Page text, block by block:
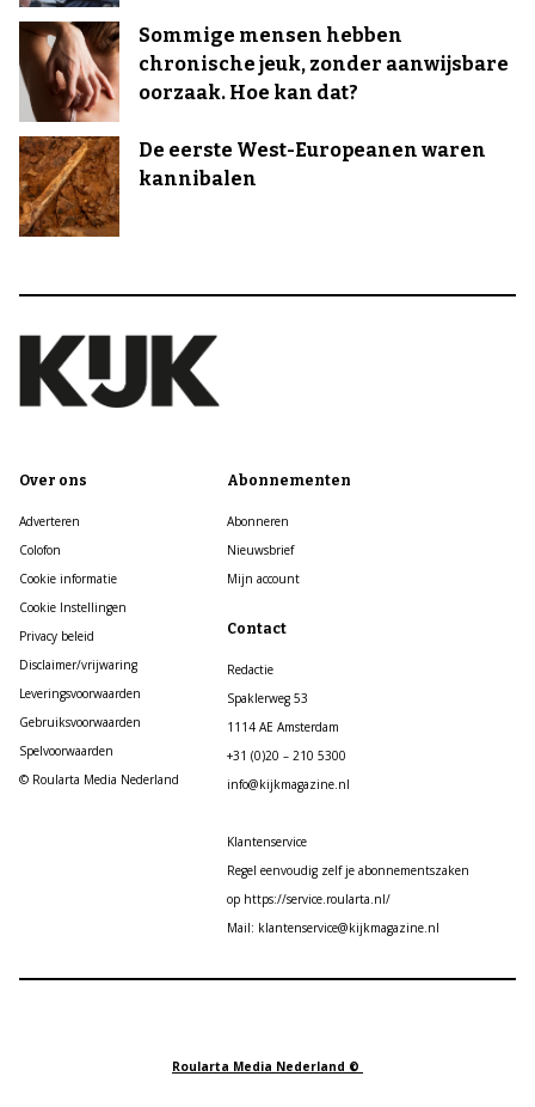
Sommige mensen hebben
chronische jeuk, zonder aanwijsbare
oorzaak. Hoe kan dat?
De eerste West-Europeanen waren
kannibalen
Over ons
Adverteren
Colofon
Cookie informatie
Cookie Instellingen
Privacy beleid
Disclaimer/vrijwaring
Leveringsvoorwaarden
Gebruiksvoorwaarden
Spelvoorwaarden
© Roularta Media Nederland
Abonnementen
Abonneren
Nieuwsbrief
Mijn account
Contact
Redactie
Spaklerweg 53
1114 AE Amsterdam
+31 (0)20 – 210 5300
info@kijkmagazine.nl
Klantenservice
Regel eenvoudig zelf je abonnementszaken
op https://service.roularta.nl/
Mail: klantenservice@kijkmagazine.nl
Roularta Media Nederland ©